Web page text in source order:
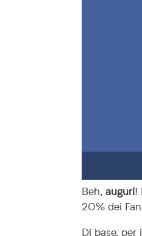
Beh, auguri!
20% dei
Di base,